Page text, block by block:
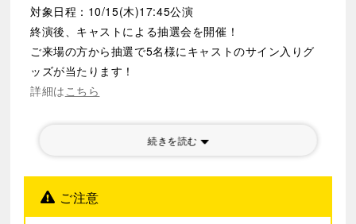
る」というユニークな設定とスタイリッシュでキュート
なキャラクターたち、シリアスとコメディが絶妙にブレ
ンドされた世界観、巧妙なセリフ回しとアクションとギ
ャグを織り交ぜたストーリーテリングといった唯一無二
の魅力により読者の圧倒的な支持を獲得し、現在、シリ
３が放送）、２０２３年冬にはアニメ映画化され、興行
んな超人気コミックが、２０２３年３月、帝国劇場でミ
ュージカルとして初舞台化。生身の俳優たちによって息
続きを読む
対象日程：10/15(木)17:45公演
終演後、キャストによる抽選会を開催！
ご来場の方から抽選で5名様にキャストのサイン入りグ
ッズが当たります！
詳細は こちら
ご注意